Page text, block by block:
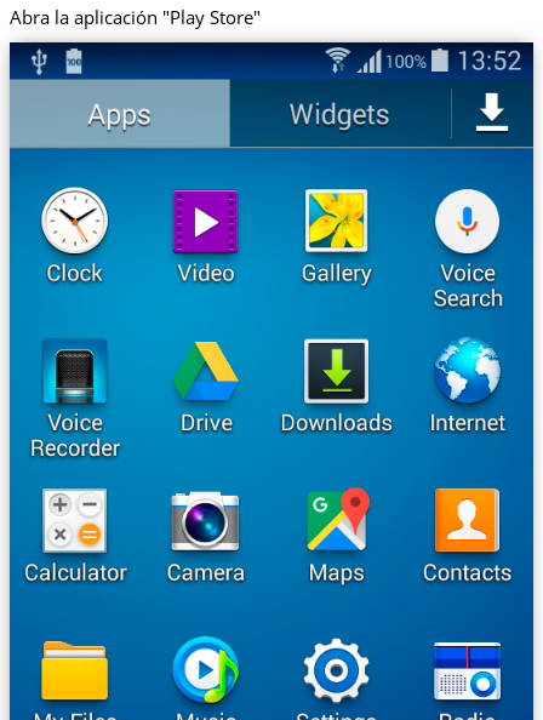
Abra la aplicación "Play Store"